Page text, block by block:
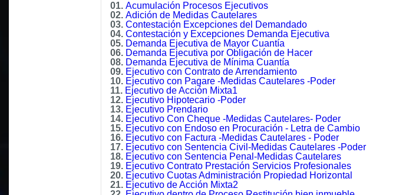
01. Acumulación Procesos Ejecutivos
02. Adición de Medidas Cautelares
03. Contestación Excepciones del Demandado
04. Contestación y Excepciones Demanda Ejecutiva
05. Demanda Ejecutiva de Mayor Cuantía
06. Demanda Ejecutiva por Obligación de Hacer
08. Demanda Ejecutiva de Mínima Cuantía
09. Ejecutivo con Contrato de Arrendamiento
10. Ejecutivo con Pagare -Medidas Cautelares -Poder
11. Ejecutivo de Acción Mixta1
12. Ejecutivo Hipotecario -Poder
13. Ejecutivo Prendario
14. Ejecutivo Con Cheque -Medidas Cautelares- Poder
15. Ejecutivo con Endoso en Procuración - Letra de Cambio
16. Ejecutivo con Factura -Medidas Cautelares - Poder
17. Ejecutivo con Sentencia Civil-Medidas Cautelares -Poder
18. Ejecutivo con Sentencia Penal-Medidas Cautelares
19. Ejecutivo Contrato Prestación Servicios Profesionales
20. Ejecutivo Cuotas Administración Propiedad Horizontal
21. Ejecutivo de Acción Mixta2